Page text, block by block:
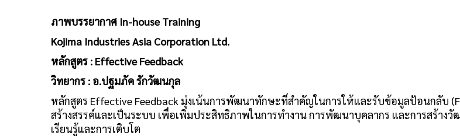
ภาพบรรยากาศ In-house Training
Kojima Industries Asia Corporation Ltd.
หลักสูตร : Effective Feedback
วิทยากร : อ.ปฐมภัค รักวัฒนกุล
หลักสูตร Effective Feedback มุ่งเน้นการพัฒนาทักษะที่สำคัญในการให้และรับข้อมูลป้อนกลับ
สร้างสรรค์และเป็นระบบ เพื่อเพิ่มประสิทธิภาพในการทำงาน การพัฒนาบุคลากร และการสร้างวั
เรียนรู้และการเติบโต